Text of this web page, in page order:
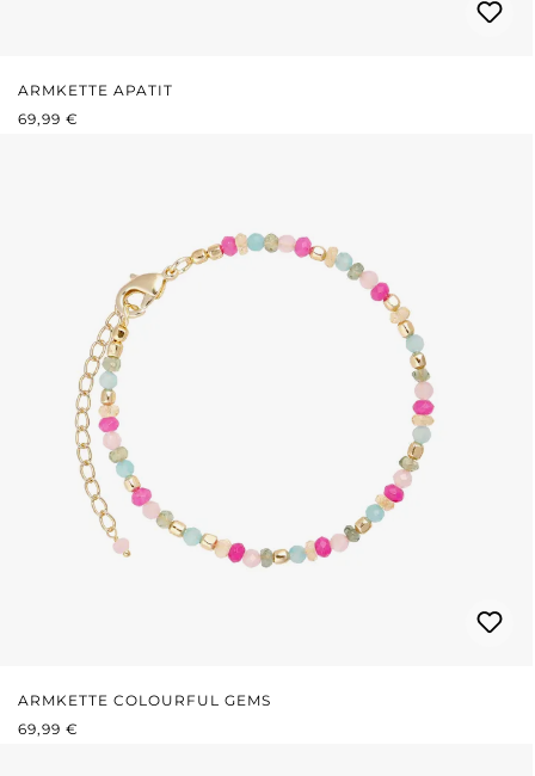
ARMKETTE APATIT
REGULÄRER PREIS:
69,99 €
ARMKETTE COLOURFUL GEMS
REGULÄRER PREIS:
69,99 €